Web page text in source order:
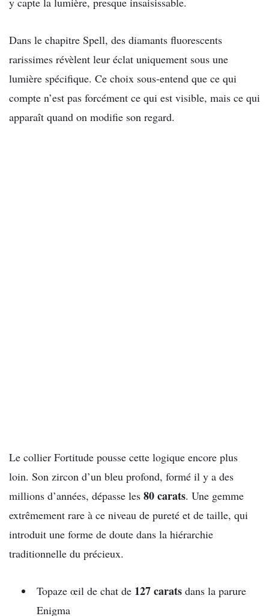
Dans le chapitre Spell, des diamants fluorescents
rarissimes révèlent leur éclat uniquement sous une
lumière spécifique. Ce choix sous-entend que ce qui
compte n’est pas forcément ce qui est visible, mais ce qui
apparaît quand on modifie son regard.
Le collier Fortitude pousse cette logique encore plus
loin. Son zircon d’un bleu profond, formé il y a des
millions d’années, dépasse les 80 carats. Une gemme
extrêmement rare à ce niveau de pureté et de taille, qui
introduit une forme de doute dans la hiérarchie
traditionnelle du précieux.
Topaze œil de chat de 127 carats dans la parure
Enigma